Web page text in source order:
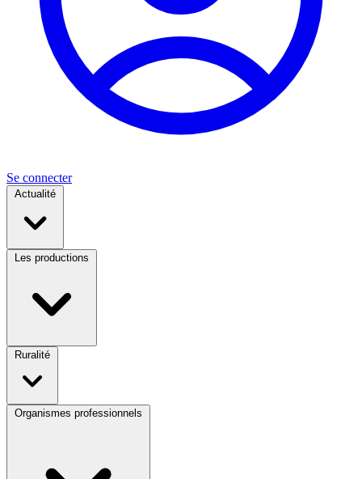
Se connecter
Actualité
Les productions
Ruralité
Organismes professionnels